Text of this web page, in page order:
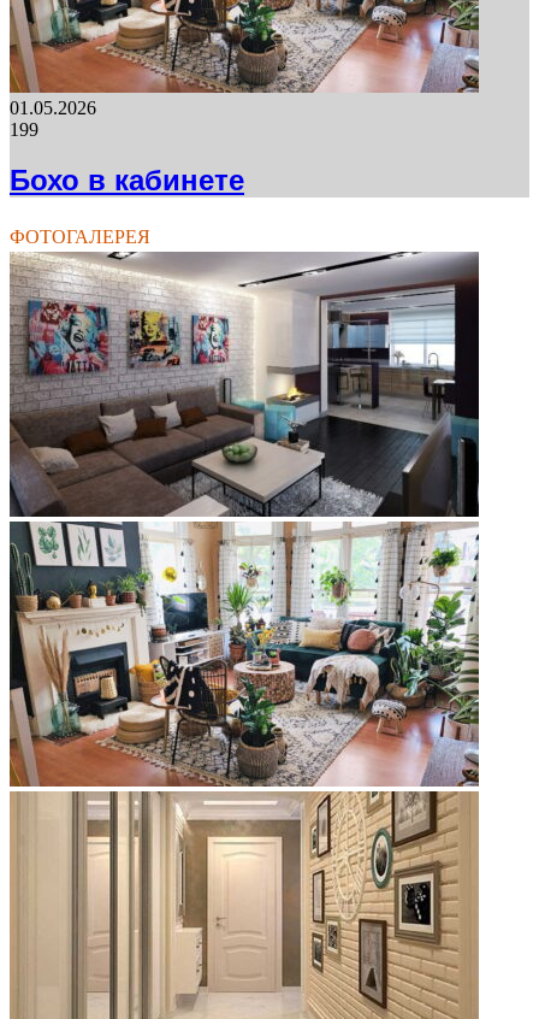
01.05.2026
199
Бохо в кабинете
ФОТОГАЛЕРЕЯ